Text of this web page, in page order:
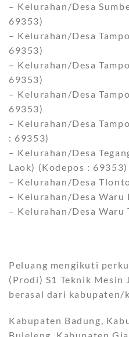
– Kelurahan/Desa
69353)
– Kelurahan/Desa
69353)
– Kelurahan/Desa
69353)
– Kelurahan/Desa
69353)
– Kelurahan/Desa
: 69353)
– Kelurahan/Desa
Laok) (Kodepos : 69353)
– Kelurahan/Desa
– Kelurahan/Desa Waru
– Kelurahan/Desa Waru
Peluang mengikuti
(Prodi) S1 Teknik Mesin
berasal dari kabupaten/
Kabupaten Badung,